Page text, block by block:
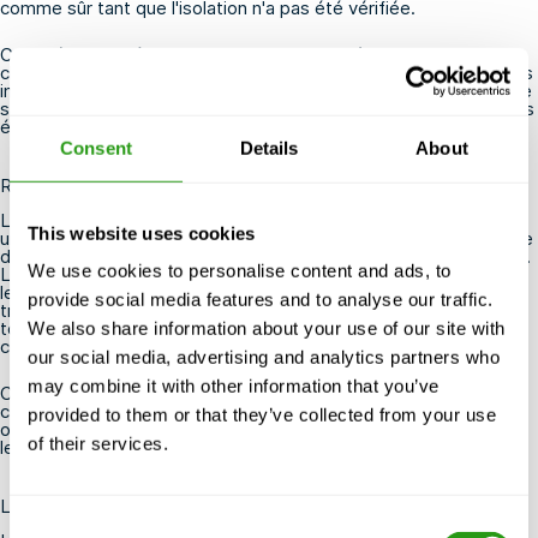
Consent Details About
This website uses cookies
We use cookies to personalise content and ads, to
provide social media features and to analyse our traffic.
We also share information about your use of our site with
our social media, advertising and analytics partners who
may combine it with other information that you’ve
provided to them or that they’ve collected from your use
of their services.
comme sûr tant que l'isolation n'a pas été vérifiée.
Cette étape revêt une importance particulière lors des
changements d'équipe, du travail en groupe et des interventions
impliquant des sous-traitants. Si la responsabilité est transférée
sans communication claire, il existe un risque que les verrous, les
étiquettes ou les points d'isolation soient mal interprétés.
Remise en service du matériel
La procédure de verrouillage et d'étiquetage ne prend pas fin
une fois la tâche de maintenance terminée. La remise en service
de l'équipement nécessite également des mesures de contrôle.
Les outils et le matériel doivent être retirés, les protections et
les capots doivent être remis en place le cas échéant, les
travailleurs doivent se tenir à l'écart de la zone de danger, et
tous les verrous et étiquettes doivent être retirés
conformément à la procédure en vigueur sur le site.
Ce n'est qu'après ces vérifications que les équipements, les
canalisations ou les réservoirs doivent être remis sous tension
ou remis en service. Ce redémarrage contrôlé permet d'éviter
les incidents une fois les travaux terminés.
La formation favorise la sécurité au travail